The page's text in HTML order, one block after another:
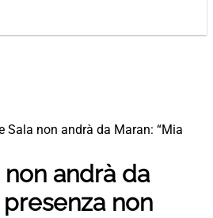
Sala non andrà da Maran: “Mia
andrà da
presenza non